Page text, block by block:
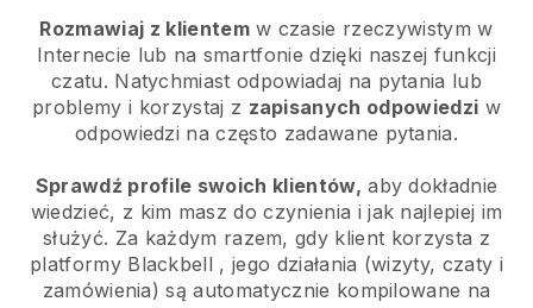
Rozmawiaj z klientemw czasie rzeczywistym w
Internecie lub na smartfonie dzięki naszej funkcji
czatu. Natychmiast odpowiadaj na pytania lub
problemy i korzystaj z zapisanych odpowiedzi w
odpowiedzi na często zadawane pytania.
Sprawdź profile swoich klientów, aby dokładnie
wiedzieć, z kim masz do czynienia i jak najlepiej im
służyć. Za każdym razem, gdy klient korzysta z
platformy Blackbell , jego działania (wizyty, czaty i
zamówienia) są automatycznie kompilowane na